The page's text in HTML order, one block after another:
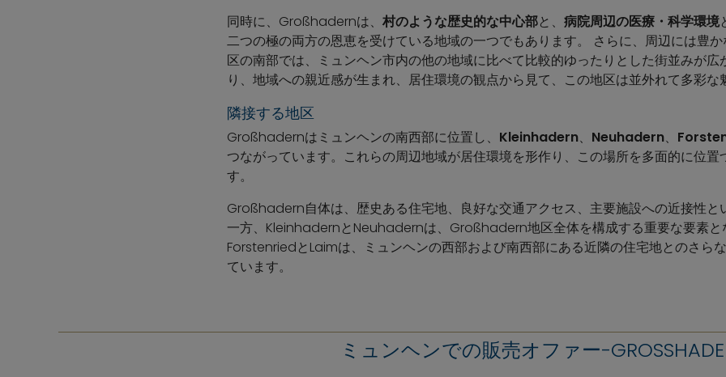
同時に、Großhadernは、 村のような歴史的な中心部と、 病院周辺の医療・科学環境
二つの極の両方の恩恵を受けている地域の一つでもあります。 さらに、周辺には豊
区の南部では、ミュンヘン市内の他の地域に比べて比較的ゆったりとした街並みが
り、地域への親近感が生まれ、居住環境の観点から見て、この地区は並外れて多彩
隣接する地区
Großhadernはミュンヘンの南西部に位置し、 Kleinhadern、 Neuhadern、
つながっています。これらの周辺地域が居住環境を形作り、この場所を多面的に位置
す。
Großhadern自体は、歴史ある住宅地、良好な交通アクセス、主要施設への近接性と
一方、KleinhadernとNeuhadernは、Großhadern地区全体を構成する重要な要素と
ForstenriedとLaimは、ミュンヘンの西部および南西部にある近隣の住宅地とのさら
ています。
ミュンヘンでの販売オファー-